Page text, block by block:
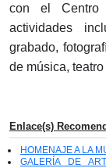
con el Centro
actividades
grabado,
de música,
Enlace(s)
HOMENAJE A LA
GALERÍA DE